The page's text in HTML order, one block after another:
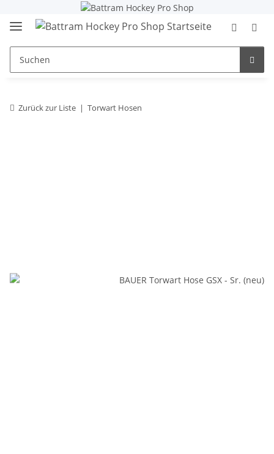
Zurück zur Liste Torwart Hosen